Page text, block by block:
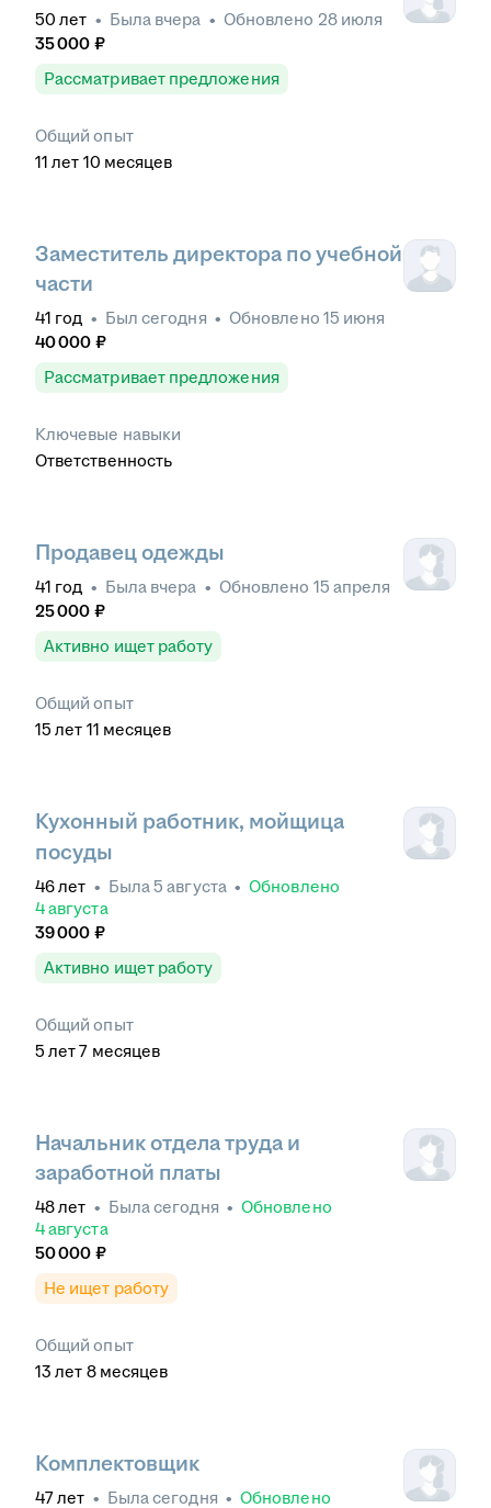
50 лет • Была вчера • Обновлено 28 июля
35 000 ₽
Рассматривает предложения
Общий опыт
11 лет 10 месяцев
Заместитель директора по учебной
части
41 год • Был сегодня • Обновлено 15 июня
40 000 ₽
Рассматривает предложения
Ключевые навыки
Ответственность
Продавец одежды
41 год • Была вчера • Обновлено 15 апреля
25 000 ₽
Активно ищет работу
Общий опыт
15 лет 11 месяцев
Кухонный работник, мойщица
посуды
46лет • Была5 августа • Обновлено
4 августа
39 000 ₽
Активно ищет работу
Общий опыт
5 лет 7 месяцев
Начальник отдела труда и
заработной платы
48лет • Быласегодня • Обновлено
4 августа
50 000 ₽
Не ищет работу
Общий опыт
13 лет 8 месяцев
Комплектовщик
47лет • Быласегодня • Обновлено